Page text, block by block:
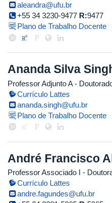
aleandra@ufu.br
+55 34 3230-9477 R:9477
Plano de Trabalho Docente
Ananda Silva
Professor Adjunto A-
Currículo Lattes
ananda.singh@ufu.br
Plano de Trabalho Docente
André Francisco
Professor Associado I -
Currículo Lattes
andre.fagundes@ufu.br